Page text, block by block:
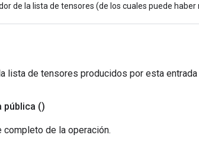
de la lista de tensores (de los cuales puede
lista de tensores producidos por esta entrada
pública ()
completo de la operación.